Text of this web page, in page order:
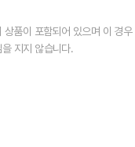
상품이 포함되어 있으며 이 경
지지 않습니다.